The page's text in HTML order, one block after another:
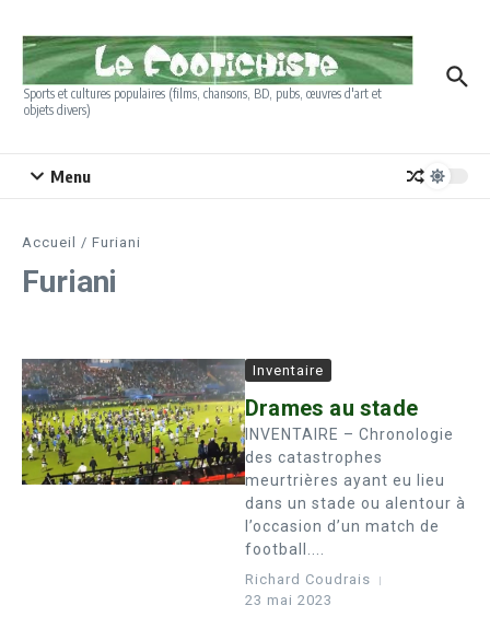
Sports et cultures populaires (films, chansons, BD, pubs, œuvres d'art et
objets divers)
Menu
Accueil / Furiani
Furiani
Inventaire
Drames au stade
INVENTAIRE – Chronologie
des catastrophes
meurtrières ayant eu lieu
dans un stade ou alentour à
l’occasion d’un match de
football....
Richard Coudrais
23 mai 2023